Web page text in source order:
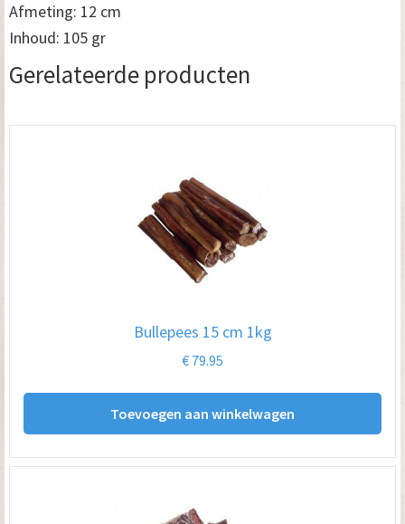
Afmeting: 12 cm
Inhoud: 105 gr
Gerelateerde producten
Bullepees 15 cm 1kg
€ 79.95
Toevoegen aan winkelwagen